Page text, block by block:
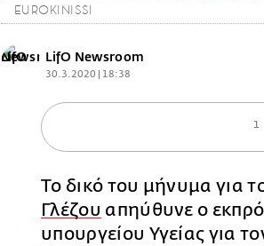
EUROKINISSI
LifO Newsroom
30.3.2020 | 18:38
1
Το δικό του μήνυμα για
Γλέζου απηύθυνε ο
υπουργείου Υγείας για